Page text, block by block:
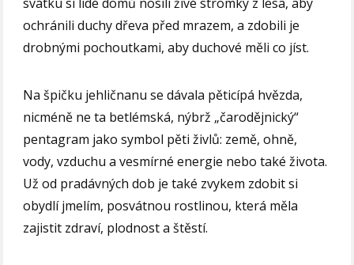
ochránili duchy dřeva před mrazem, a zdobili je
drobnými pochoutkami, aby duchové měli co jíst.
Na špičku jehličnanu se dávala pěticípá hvězda,
nicméně ne ta betlémská, nýbrž „čarodějnický“
pentagram jako symbol pěti živlů: země, ohně,
vody, vzduchu a vesmírné energie nebo také života.
Už od pradávných dob je také zvykem zdobit si
obydlí jmelím, posvátnou rostlinou, která měla
zajistit zdraví, plodnost a štěstí.